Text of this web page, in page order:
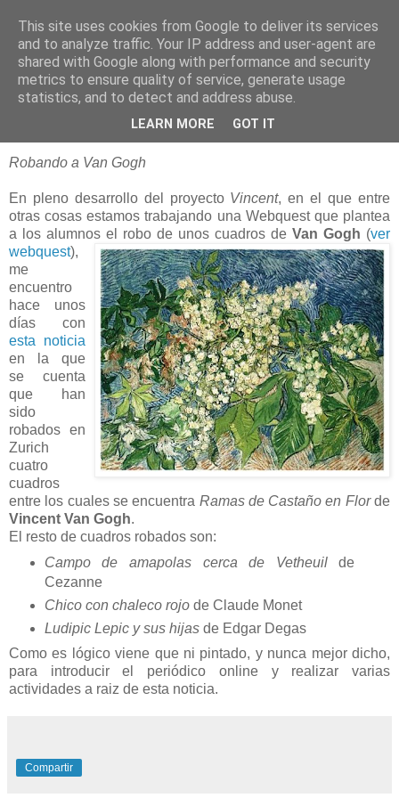
blogOBR
17 febrero 2008
Casualidades artísticas
Robando a Van Gogh
En pleno desarrollo del proyecto Vincent, en el que entre
otras cosas estamos trabajando una Webquest que plantea
a los alumnos el robo de unos cuadros de Van Gogh (ver
webquest),
me
encuentro
hace unos
días con
esta noticia
en la que
se cuenta
que han
sido
robados en
Zurich
cuatro
cuadros
entre los cuales se encuentra Ramas de Castaño en Florde
Vincent Van Gogh.
El resto de cuadros robados son:
Campo de amapolas cerca de Vetheuilde
Cezanne
Chico con chaleco rojo de Claude Monet
Ludipic Lepic y sus hijasde Edgar Degas
Como es lógico viene que ni pintado, y nunca mejor dicho,
para introducir el periódico online y realizar varias
actividades a raiz de esta noticia.
Compartir
This site uses cookies from Google to deliver its services
and to analyze traffic. Your IP address and user-agent are
shared with Google along with performance and security
metrics to ensure quality of service, generate usage
statistics, and to detect and address abuse.
LEARN MORE GOT IT